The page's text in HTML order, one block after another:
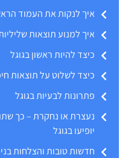
איך לנקות את העמוד
איך למנוע תוצאות
כיצד להיות ראשון בגוגל
כיצד לשלוט על תוצאות
פתרונות לבעיות בגוגל
נעצרת או נחקרת – כך
יופיעו בגוגל
חדשות טובות והצלחות